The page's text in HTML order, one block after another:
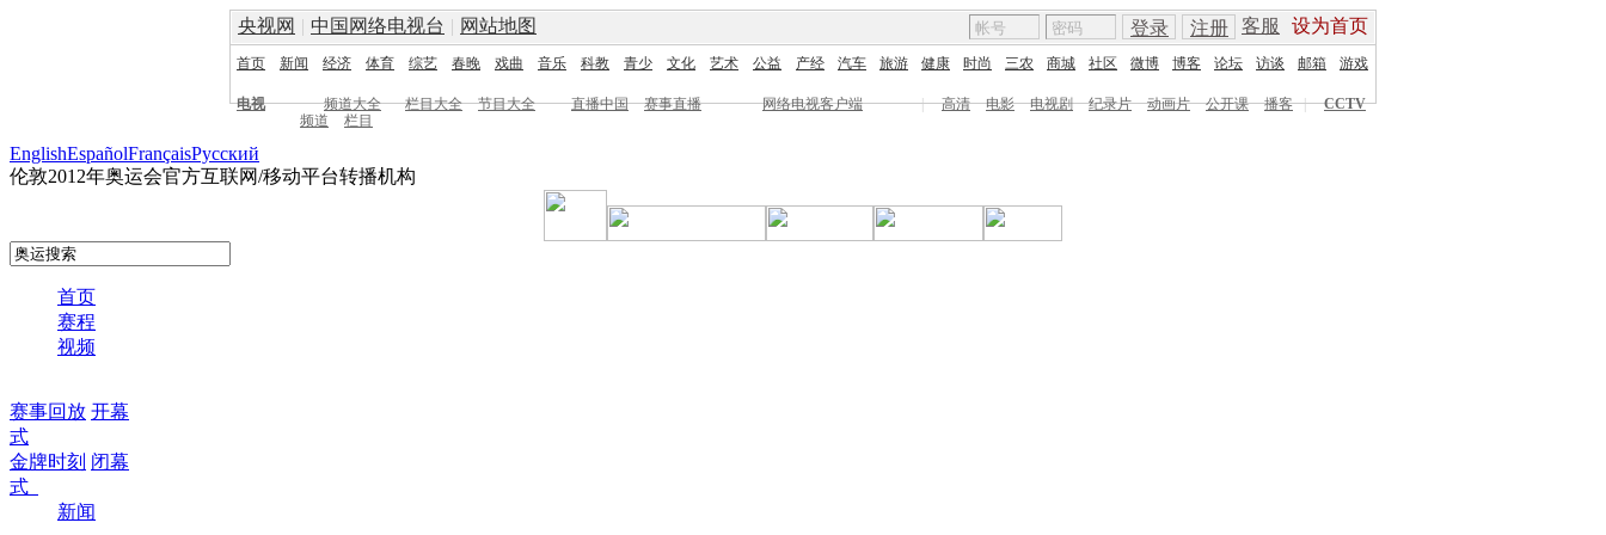
央视网 | 中国网络电视台 | 网站地图 客服 设为首页
登录 注册
首页 新闻 经济 体育 综艺 春晚 戏曲 音乐 科教 青少 文化 艺术 公益 产经 汽车 旅游 健康 时尚 三农 商城 社区 微博 博客 论坛 访谈 邮箱 游戏
电视 频道大全 栏目大全 节目大全 直播中国 赛事直播 网络电视客户端 | 高清 电影 电视剧 纪录片 动画片 公开课 播客 |
CCTV
频道
栏目
EnglishEspañolFrançaisPусский
伦敦2012年奥运会官方互联网/移动平台转播机构
首页
赛程
视频
赛事回放 开幕
式
金牌时刻 闭幕
式
新闻